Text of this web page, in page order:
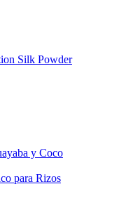
Silk Powder
y Coco
para Rizos